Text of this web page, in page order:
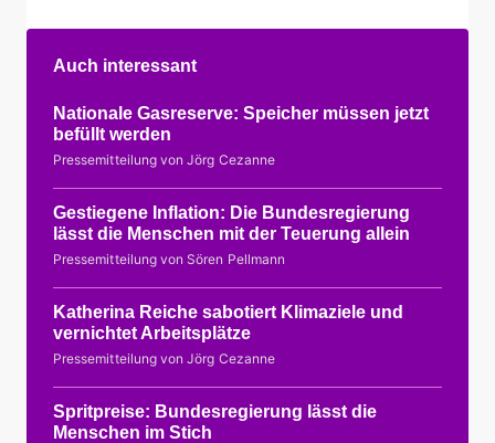
Auch interessant
Nationale Gasreserve: Speicher müssen jetzt
befüllt werden
Pressemitteilung von Jörg Cezanne
Gestiegene Inflation: Die Bundesregierung
lässt die Menschen mit der Teuerung allein
Pressemitteilung von Sören Pellmann
Katherina Reiche sabotiert Klimaziele und
vernichtet Arbeitsplätze
Pressemitteilung von Jörg Cezanne
Spritpreise: Bundesregierung lässt die
Menschen im Stich